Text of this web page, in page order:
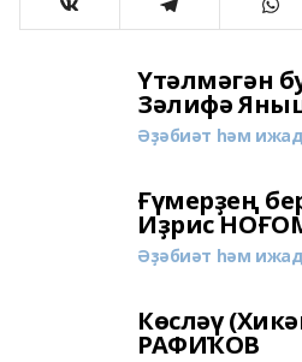
Үтәлмәгән
Зәлифә
Әҙәбиәт һәм ижад
Ғүмерҙең
Иҙрис
Әҙәбиәт һәм ижад
Көсләү
РАФИҠОВ